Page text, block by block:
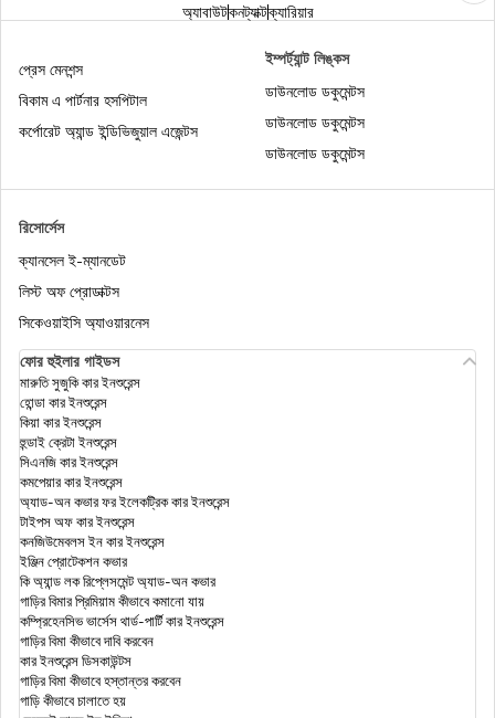
এনআরআইদের জন্য ইনকাম ট্যাক্স
ইনকাম ট্যাক্স অ্যাক্টের 80DD
অনলাইনে কীভাবে আইটিআর ফাইল করবেন?
ইনকাম ট্যাক্স অ্যাক্টের সেকশন 154
ইনকাম ট্যাক্স অ্যাক্টের সেকশন 194J
টিডিএস (TDS)
অ্যাবাউটকনট্যাক্টক্যারিয়ার
রিসোর্সেস
ক্যানসেল ই-ম্যানডেট
লিস্ট অফ প্রোডাক্টস
সিকেওয়াইসি অ্যাওয়ারনেস
প্রেস মেনশন্স
বিকাম এ পার্টনার হসপিটাল
কর্পোরেট অ্যান্ড ইন্ডিভিজুয়াল এজেন্টস
ইম্পর্ট্যান্ট লিঙ্কস
ডাউনলোড ডকুমেন্টস
ডাউনলোড ডকুমেন্টস
ডাউনলোড ডকুমেন্টস
ফোর হুইলার গাইডস
মারুতি সুজুকি কার ইনশুরেন্স
হোন্ডা কার ইনশুরেন্স
কিয়া কার ইনশুরেন্স
হুন্ডাই ক্রেটা ইনশুরেন্স
সিএনজি কার ইনশুরেন্স
কমপেয়ার কার ইনশুরেন্স
অ্যাড-অন কভার ফর ইলেকট্রিক কার ইনশুরেন্স
টাইপস অফ কার ইনশুরেন্স
কনজিউমেবলস ইন কার ইনশুরেন্স
ইঞ্জিন প্রোটেকশন কভার
কি অ্যান্ড লক রিপ্লেসমেন্ট অ্যাড-অন কভার
গাড়ির বিমার প্রিমিয়াম কীভাবে কমানো যায়
কম্প্রিহেনসিভ ভার্সেস থার্ড-পার্টি কার ইনশুরেন্স
গাড়ির বিমা কীভাবে দাবি করবেন
কার ইনশুরেন্স ডিসকাউন্টস
গাড়ির বিমা কীভাবে হস্তান্তর করবেন
গাড়ি কীভাবে চালাতে হয়